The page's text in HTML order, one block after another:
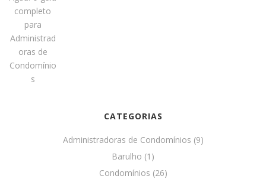
CATEGORIAS
Administradoras de Condomínios (9)
Barulho (1)
Condomínios (26)